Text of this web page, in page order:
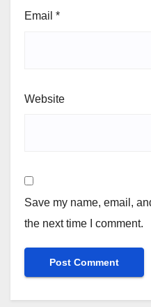
Email *
Website
Save my name, email,
the next time I comment.